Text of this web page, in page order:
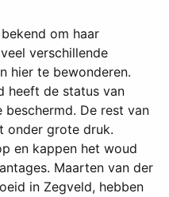
om haar
verschillende
hier te bewonderen.
heeft de status van
beschermd. De rest van
onder grote druk.
en kappen het woud
Maarten van der
in Zegveld, hebben